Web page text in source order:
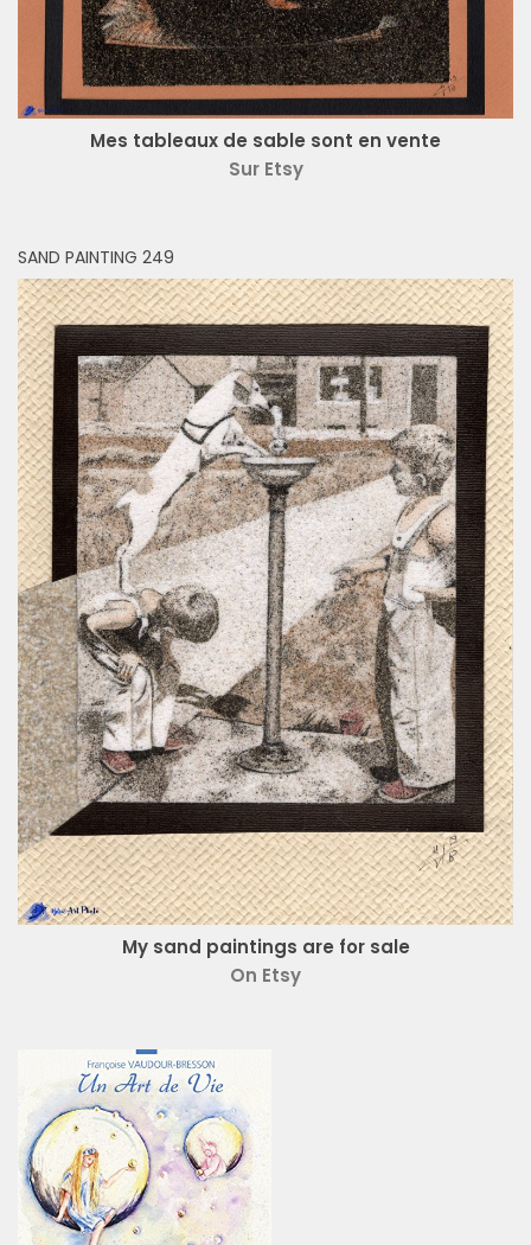
Mes tableaux de sable sont en vente
Sur Etsy
SAND PAINTING 249
My sand paintings are for sale
On Etsy